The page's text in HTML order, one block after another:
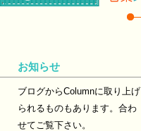
お知らせ
ブログからColumnに取り上げ
られるものもあります。合わ
せてご覧下さい。